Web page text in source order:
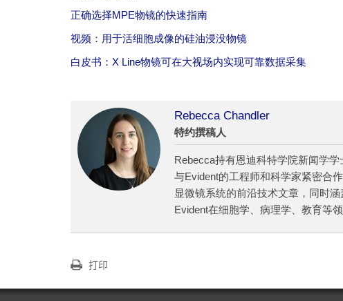
正确选择MPE物镜的快速指南
视频：用于活细胞成像的硅油浸没物镜
白皮书：X Line物镜可在大视场内实现可靠数据采集
Rebecca Chandler
特约撰稿人
Rebecca持有恩迪科特学院新闻学
与Evident的工程师和科学家紧密合
显微镜系统的前沿技术文章，同时
Evident在细胞学、病理学、教育等领
打印